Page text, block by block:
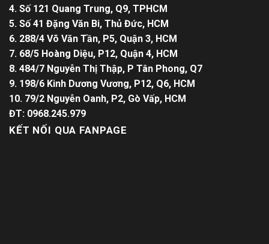
4. Số 121 Quang Trung, Q9, TPHCM
5. Số 41 Đặng Văn Bi, Thủ Đức, HCM
6. 288/4 Võ Văn Tần, P5, Quận 3, HCM
7. 68/5 Hoàng Diệu, P12, Quận 4, HCM
8. 484/7 Nguyễn Thị Thập, P Tân Phong, Q7
9. 198/6 Kinh Dương Vương, P12, Q6, HCM
10. 79/2 Nguyễn Oanh, P2, Gò Vấp, HCM
ĐT: 0968.245.979
KẾT NỐI QUA FANPAGE